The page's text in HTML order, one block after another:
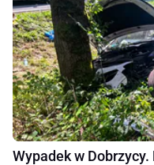
Wypadek w